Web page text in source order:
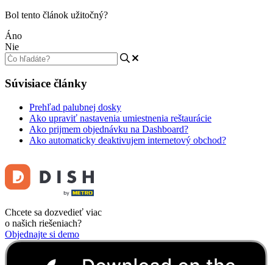
Bol tento článok užitočný?
Áno
Nie
Súvisiace články
Prehľad palubnej dosky
Ako upraviť nastavenia umiestnenia reštaurácie
Ako prijmem objednávku na Dashboard?
Ako automaticky deaktivujem internetový obchod?
Chcete sa dozvedieť viac
o našich riešeniach?
Objednajte si demo